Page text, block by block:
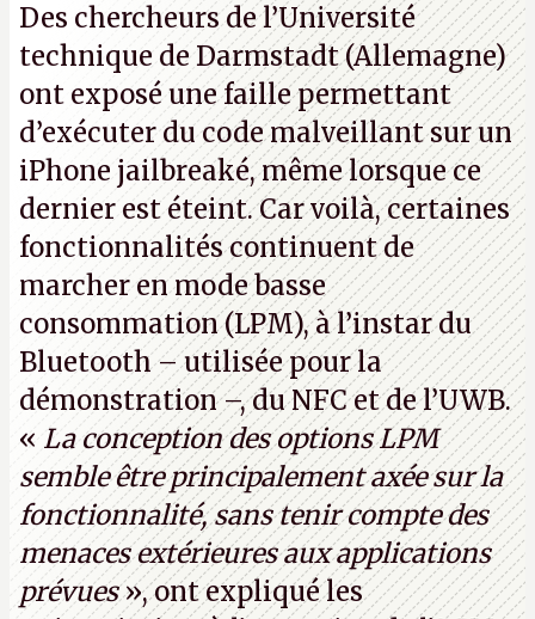
Des chercheurs de l’Université
technique de Darmstadt (Allemagne)
ont exposé une faille permettant
d’exécuter du code malveillant sur un
iPhone jailbreaké, même lorsque ce
dernier est éteint. Car voilà, certaines
fonctionnalités continuent de
marcher en mode basse
consommation (LPM), à l’instar du
Bluetooth – utilisée pour la
démonstration –, du NFC et de l’UWB.
« La conception des options LPM
semble être principalement axée sur la
fonctionnalité, sans tenir compte des
menaces extérieures aux applications
prévues», ont expliqué les